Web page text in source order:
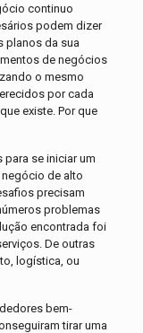
continuo
podem dizer
planos da sua
de negócios
o mesmo
por cada
existe. Por que
se iniciar um
de alto
precisam
problemas
encontrada foi
De outras
logística, ou
bem-
tirar uma